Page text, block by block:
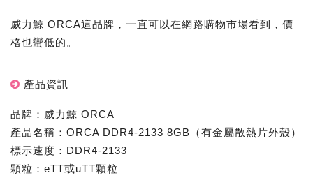
威力鯨 ORCA這品牌，一直可以在網路購物市場看到，價
格也蠻低的。
產品資訊
品牌：威力鯨 ORCA
產品名稱：ORCA DDR4-2133 8GB（有金屬散熱片外殼）
標示速度：DDR4-2133
顆粒：eTT或uTT顆粒